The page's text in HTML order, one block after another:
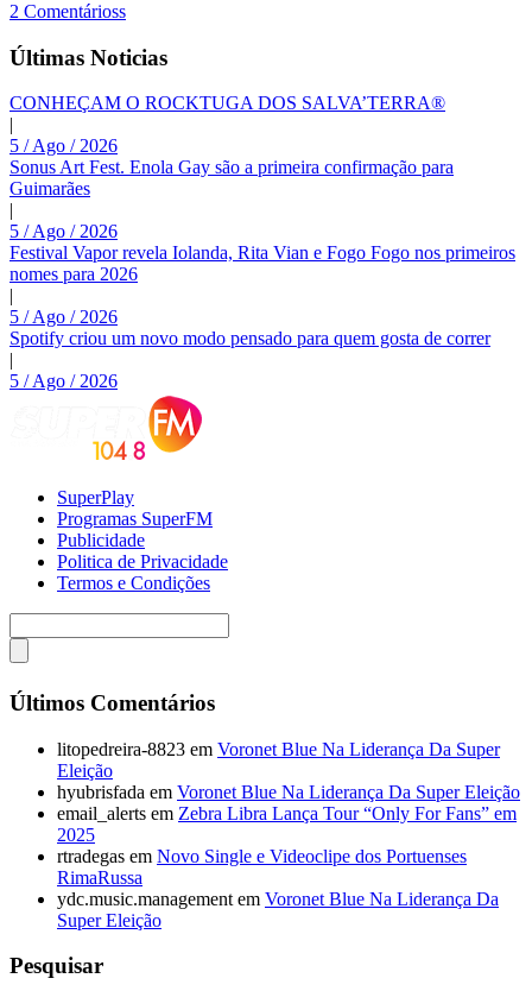
2 Comentárioss
Últimas Noticias
CONHEÇAM O ROCKTUGA DOS SALVA’TERRA®
|
5 / Ago / 2026
Sonus Art Fest. Enola Gay são a primeira confirmação para
Guimarães
|
5 / Ago / 2026
Festival Vapor revela Iolanda, Rita Vian e Fogo Fogo nos primeiros
nomes para 2026
|
5 / Ago / 2026
Spotify criou um novo modo pensado para quem gosta de correr
|
5 / Ago / 2026
SuperPlay
Programas SuperFM
Publicidade
Politica de Privacidade
Termos e Condições
Últimos Comentários
litopedreira-8823 em Voronet Blue Na Liderança Da Super
Eleição
hyubrisfada em Voronet Blue Na Liderança Da Super Eleição
email_alerts em Zebra Libra Lança Tour “Only For Fans” em
2025
rtradegas em Novo Single e Videoclipe dos Portuenses
RimaRussa
ydc.music.management em Voronet Blue Na Liderança Da
Super Eleição
Pesquisar